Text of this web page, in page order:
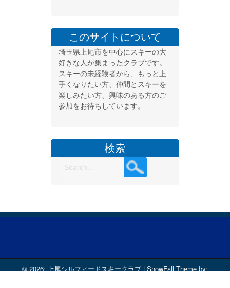
このサイトについて
埼玉県上尾市を中心にスキーの大
好きな人が集まったクラブです。
スキーの未経験者から、もっと上
手くなりたい方、仲間とスキーを
楽しみたい方、興味のある方のご
参加をお待ちしています。
検索
© 2026: 上尾シルフィードスキークラブ| SnowFall Theme by: